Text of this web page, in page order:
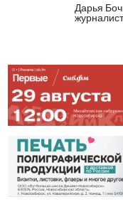
Дарья
журналист